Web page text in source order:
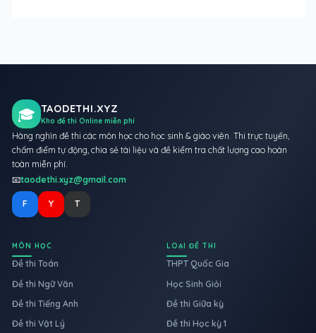
🎓 TAODETHI.XYZ
Kho đề thi Online miễn phí
Hàng nghìn đề thi các môn học cho học sinh & giáo viên. Thi trực tuyến,
chấm điểm tự động, chia sẻ tài liệu và đề kiểm tra chất lượng cao hoàn
toàn miễn phí.
📧taodethi.xyz@gmail.com
F Y T
MÔN HỌC
Đề thi Toán
Đề thi Ngữ Văn
Đề thi Tiếng Anh
Đề thi Vật Lý
LOẠI ĐỀ THI
THPT Quốc Gia
Học Sinh Giỏi
Đề thi Giữa kỳ
Đề thi Học kỳ 1